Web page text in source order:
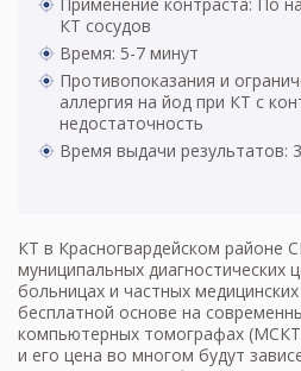
Применение контраста: По
КТ сосудов
Время: 5-7 минут
Противопоказания и
аллергия на йод при КТ с
недостаточность
Время выдачи результатов:
КТ в Красногвардейском районе
муниципальных диагностических
больницах и частных
бесплатной основе на
компьютерных томографах (МСКТ
и его цена во многом будут